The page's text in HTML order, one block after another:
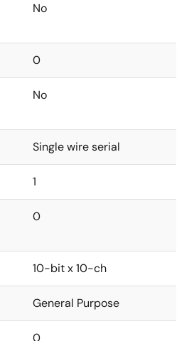
No
0
No
Single wire serial
1
0
10-bit x 10-ch
General Purpose
0